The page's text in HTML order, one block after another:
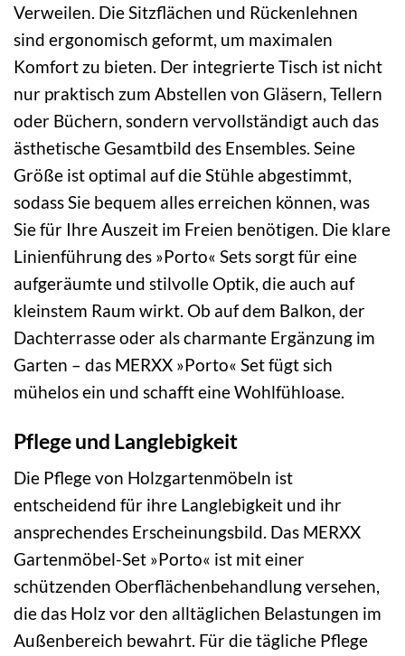
Verweilen. Die Sitzflächen und Rückenlehnen
sind ergonomisch geformt, um maximalen
Komfort zu bieten. Der integrierte Tisch ist nicht
nur praktisch zum Abstellen von Gläsern, Tellern
oder Büchern, sondern vervollständigt auch das
ästhetische Gesamtbild des Ensembles. Seine
Größe ist optimal auf die Stühle abgestimmt,
sodass Sie bequem alles erreichen können, was
Sie für Ihre Auszeit im Freien benötigen. Die klare
Linienführung des »Porto« Sets sorgt für eine
aufgeräumte und stilvolle Optik, die auch auf
kleinstem Raum wirkt. Ob auf dem Balkon, der
Dachterrasse oder als charmante Ergänzung im
Garten – das MERXX »Porto« Set fügt sich
mühelos ein und schafft eine Wohlfühloase.
Pflege und Langlebigkeit
Die Pflege von Holzgartenmöbeln ist
entscheidend für ihre Langlebigkeit und ihr
ansprechendes Erscheinungsbild. Das MERXX
Gartenmöbel-Set »Porto« ist mit einer
schützenden Oberflächenbehandlung versehen,
die das Holz vor den alltäglichen Belastungen im
Außenbereich bewahrt. Für die tägliche Pflege